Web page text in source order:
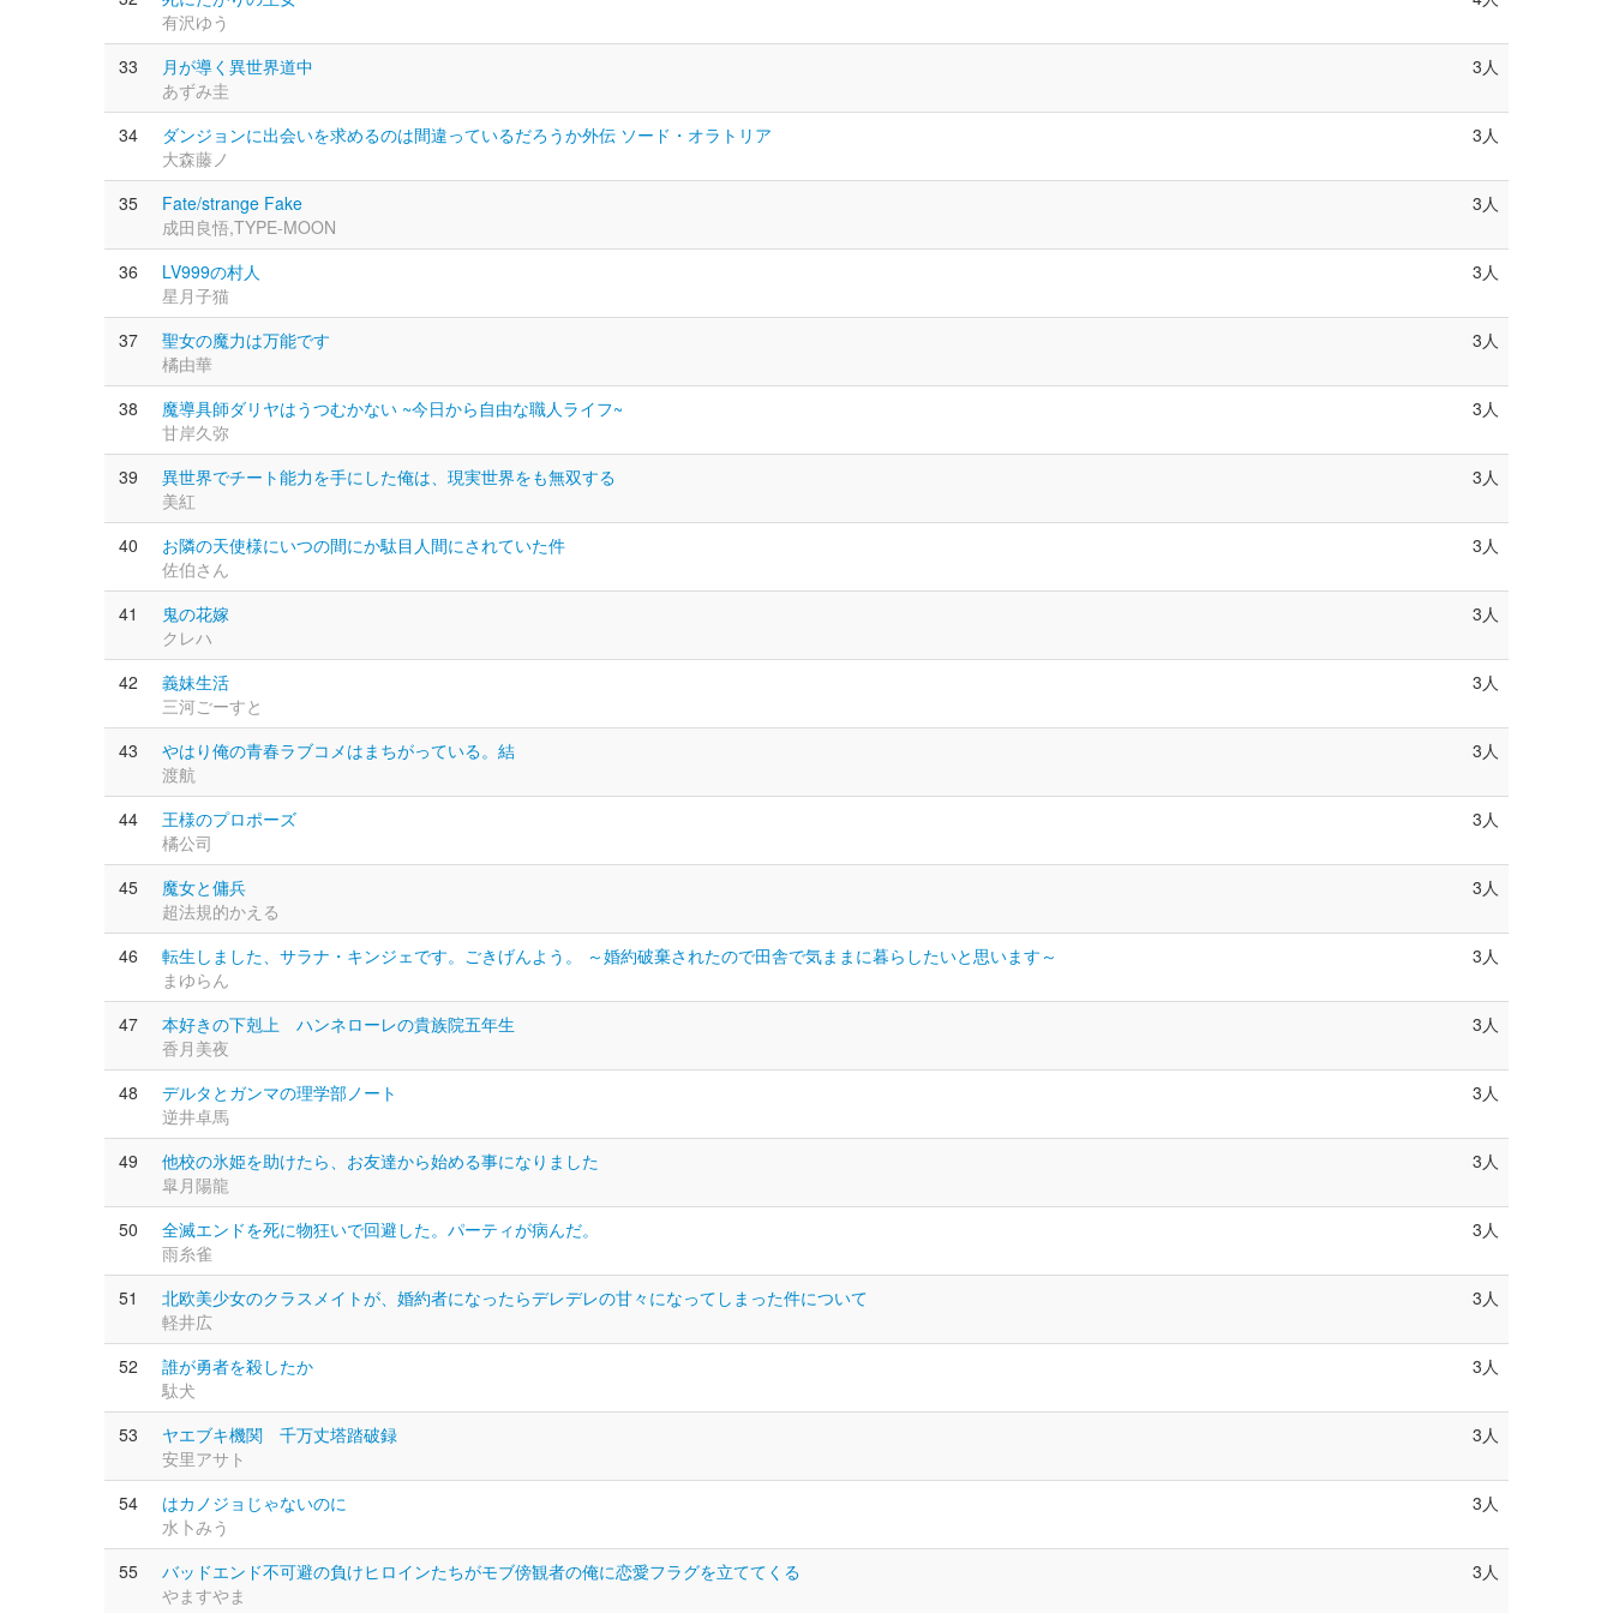
有沢ゆう
33
月が導く異世界道中
あずみ圭
3人
34
ダンジョンに出会いを求めるのは間違っているだろうか外伝 ソード・オラトリア
大森藤ノ
3人
35
Fate/strange Fake
成田良悟,TYPE-MOON
3人
36
LV999の村人
星月子猫
3人
37
聖女の魔力は万能です
橘由華
3人
38
魔導具師ダリヤはうつむかない ~今日から自由な職人ライフ~
甘岸久弥
3人
39
異世界でチート能力を手にした俺は、現実世界をも無双する
美紅
3人
40
お隣の天使様にいつの間にか駄目人間にされていた件
佐伯さん
3人
41
鬼の花嫁
クレハ
3人
42
義妹生活
三河ごーすと
3人
43
やはり俺の青春ラブコメはまちがっている。結
渡航
3人
44
王様のプロポーズ
橘公司
3人
45
魔女と傭兵
超法規的かえる
3人
46
転生しました、サラナ・キンジェです。ごきげんよう。 ～婚約破棄されたので田舎で気ままに暮らしたいと思います～
まゆらん
3人
47
本好きの下剋上 ハンネローレの貴族院五年生
香月美夜
3人
48
デルタとガンマの理学部ノート
逆井卓馬
3人
49
他校の氷姫を助けたら、お友達から始める事になりました
皐月陽龍
3人
50
全滅エンドを死に物狂いで回避した。パーティが病んだ。
雨糸雀
3人
51
北欧美少女のクラスメイトが、婚約者になったらデレデレの甘々になってしまった件について
軽井広
3人
52
誰が勇者を殺したか
駄犬
3人
53
ヤエブキ機関 千万丈塔踏破録
安里アサト
3人
54
はカノジョじゃないのに
水卜みう
3人
55
バッドエンド不可避の負けヒロインたちがモブ傍観者の俺に恋愛フラグを立ててくる
やますやま
3人